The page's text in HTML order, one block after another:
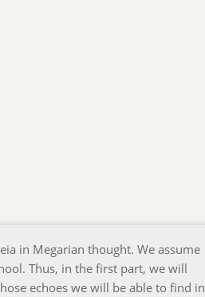
in Megarian thought. We assume
Thus, in the first part, we will
echoes we will be able to find in